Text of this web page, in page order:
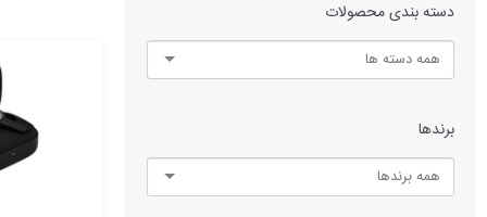
دسته بندی محصولات
برندها